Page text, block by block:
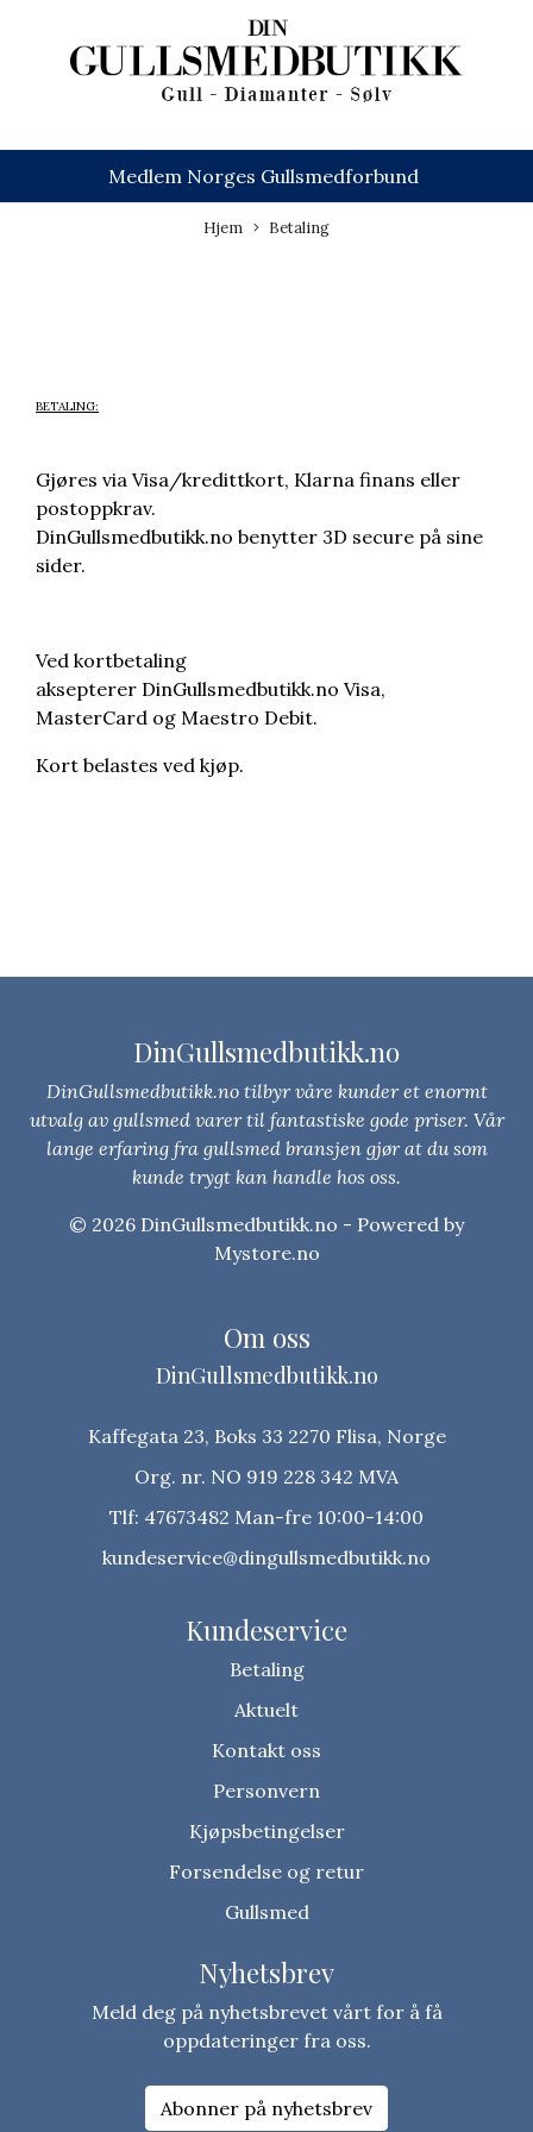
Medlem Norges Gullsmedforbund
Hjem Betaling
BETALING:
Gjøres via Visa/kredittkort, Klarna finans eller
postoppkrav.
DinGullsmedbutikk.no benytter 3D secure på sine
sider.
Ved kortbetaling
aksepterer DinGullsmedbutikk.no Visa,
MasterCard og Maestro Debit.
Kort belastes ved kjøp.
DinGullsmedbutikk.no
DinGullsmedbutikk.no tilbyr våre kunder et enormt
utvalg av gullsmed varer til fantastiske gode priser. Vår
lange erfaring fra gullsmed bransjen gjør at du som
kunde trygt kan handle hos oss.
© 2026 DinGullsmedbutikk.no - Powered by
Mystore.no
Om oss
DinGullsmedbutikk.no
Kaffegata 23, Boks 33 2270 Flisa, Norge
Org. nr. NO 919 228 342 MVA
Tlf: 47673482 Man-fre 10:00-14:00
kundeservice@dingullsmedbutikk.no
Kundeservice
Betaling
Aktuelt
Kontakt oss
Personvern
Kjøpsbetingelser
Forsendelse og retur
Gullsmed
Nyhetsbrev
Meld deg på nyhetsbrevet vårt for å få
oppdateringer fra oss.
Abonner på nyhetsbrev